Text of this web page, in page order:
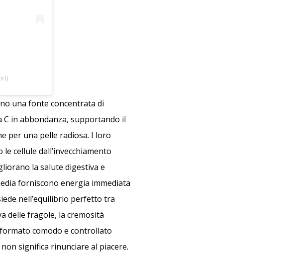
una fonte concentrata di
in abbondanza, supportando il
per una pelle radiosa. I loro
cellule dall’invecchiamento
la salute digestiva e
forniscono energia immediata
nell’equilibrio perfetto tra
delle fragole, la cremosità
comodo e controllato
significa rinunciare al piacere.